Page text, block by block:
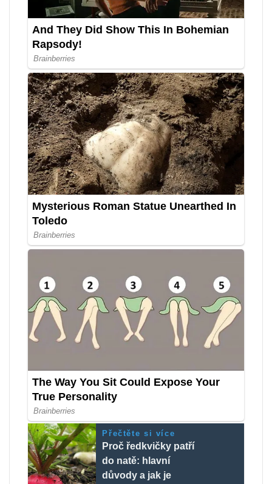
Přečtěte si více
Proč ředkvičky patří
do natě: hlavní
důvody a jak je